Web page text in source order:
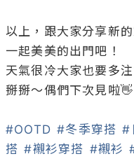
以上，跟大家分享新的
一起美美的出門吧！
天氣很冷大家也要多
掰掰～偶們下次見啦👋
#OOTD #冬季穿搭 #
搭 #襯衫穿搭 #襯衫